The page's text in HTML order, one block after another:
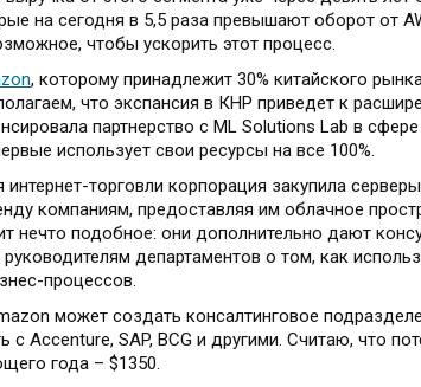
на сегодня в 5,5 раза превышают оборот от
чтобы ускорить этот процесс.
, которому принадлежит 30% китайского
что экспансия в КНР приведет к
партнерство с ML Solutions Lab в сфере
использует свои ресурсы на все 100%.
торговли корпорация закупила
компаниям, предоставляя им облачное
нечто подобное: они дополнительно дают
департаментов о том, как
процессов.
может создать консалтинговое
с Accenture, SAP, BCG и другими. Считаю, что
года – $1350.